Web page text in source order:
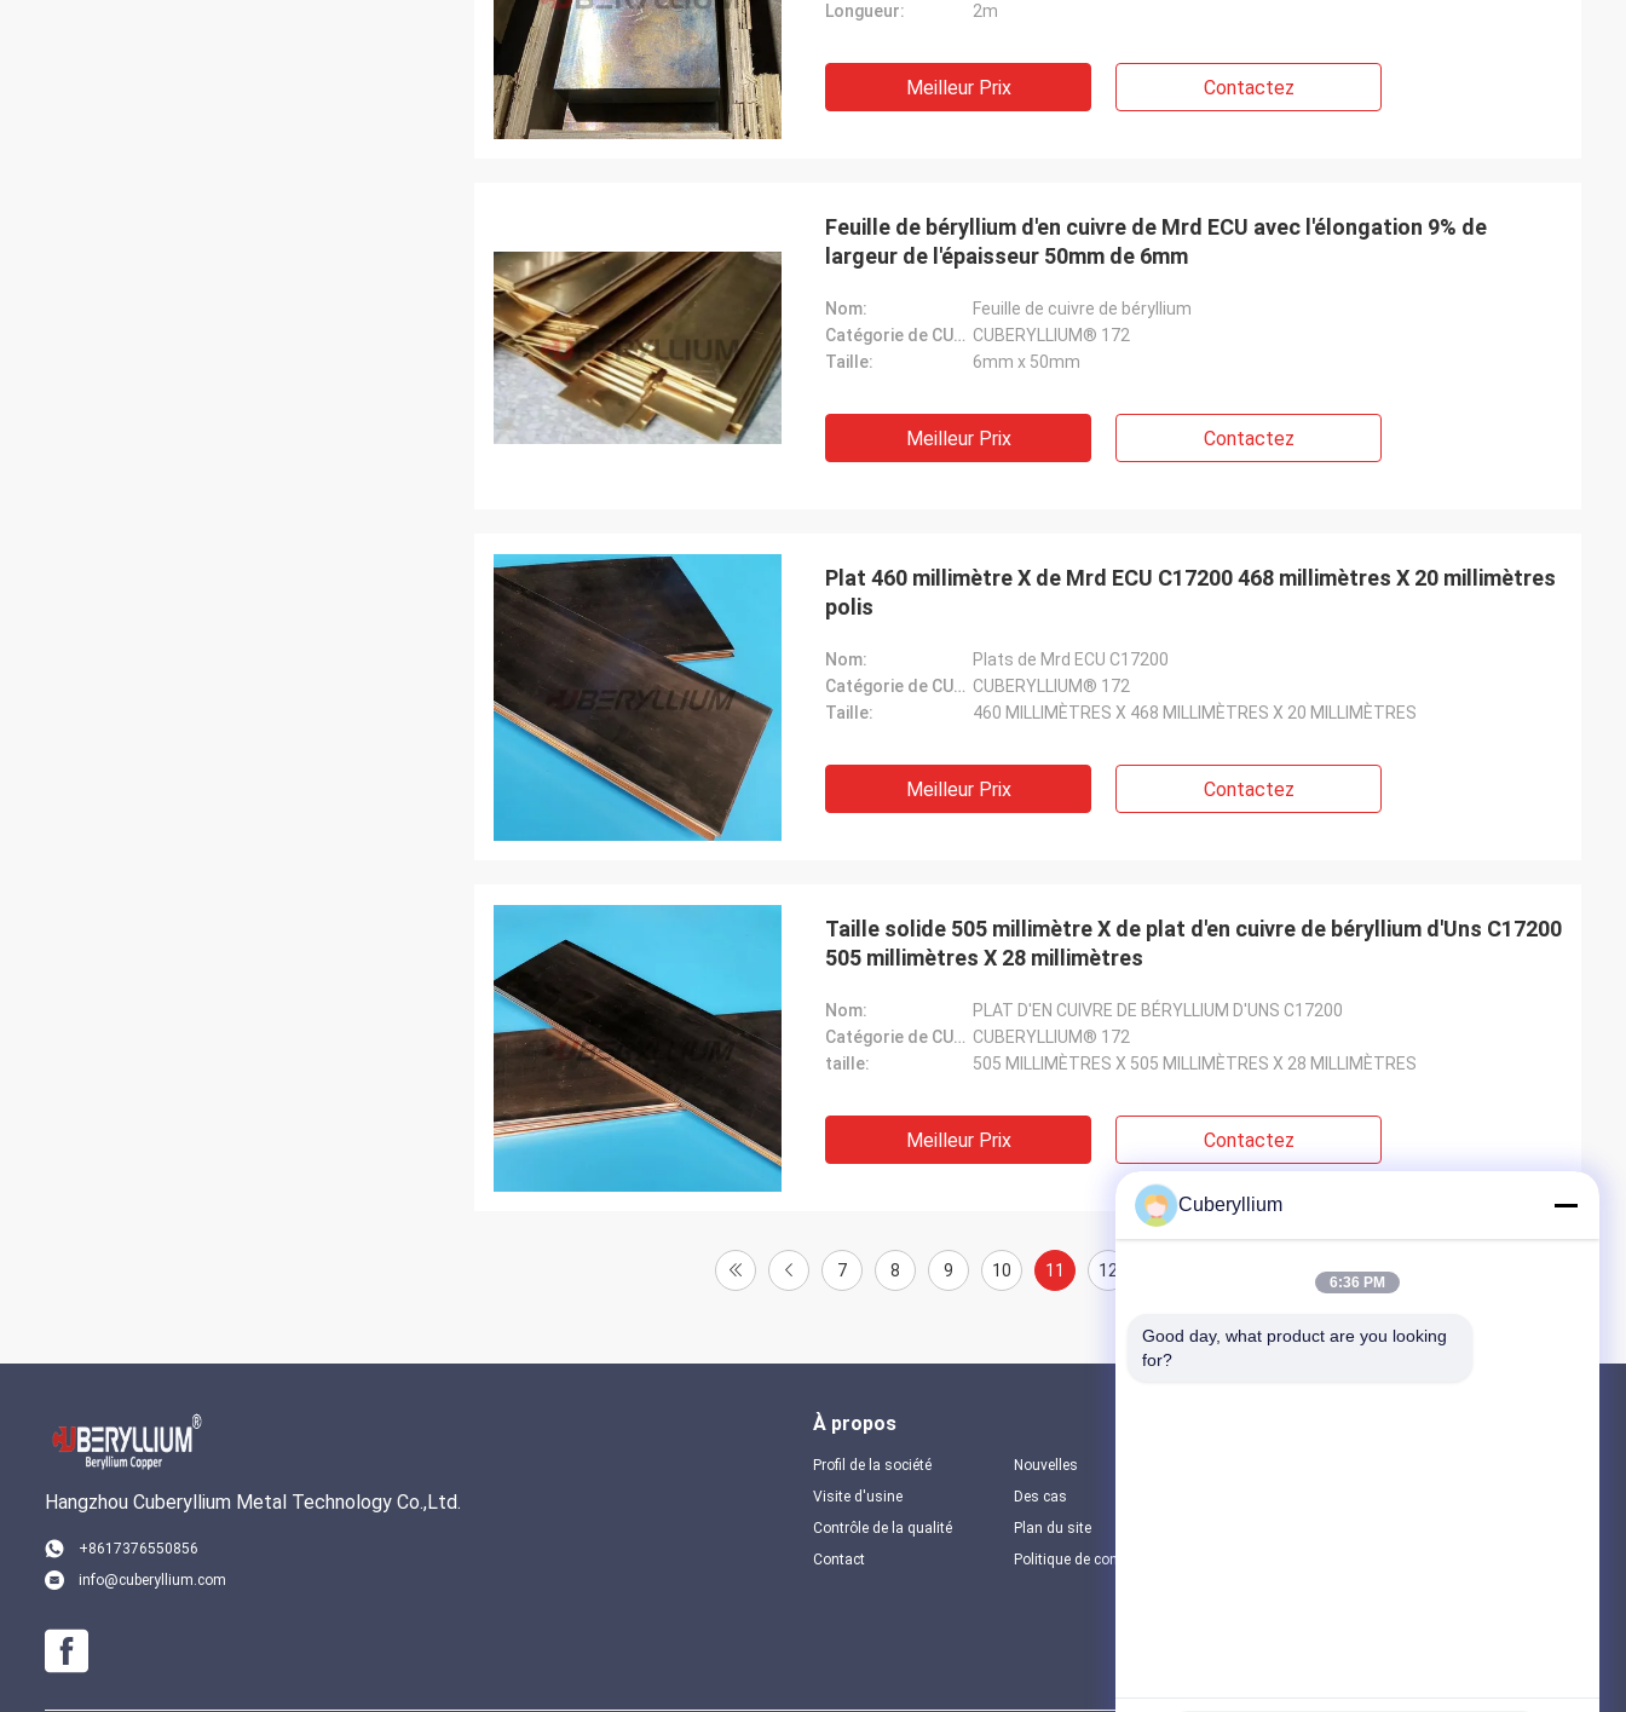
Longueur:
2m
Meilleur Prix Contactez
Feuille de béryllium d'en cuivre de Mrd ECU avec l'élongation 9% de
largeur de l'épaisseur 50mm de 6mm
Nom:
Feuille de cuivre de béryllium
Catégorie de CUBERYLLIUM®: CUBERYLLIUM® 172
Taille:
6mm x 50mm
Meilleur Prix Contactez
Plat 460 millimètre X de Mrd ECU C17200 468 millimètres X 20 millimètres
polis
Nom:
Plats de Mrd ECU C17200
Catégorie de CUBERYLLIUM®: CUBERYLLIUM® 172
Taille:
460 MILLIMÈTRES X 468 MILLIMÈTRES X 20 MILLIMÈTRES
Meilleur Prix Contactez
Taille solide 505 millimètre X de plat d'en cuivre de béryllium d'Uns C17200
505 millimètres X 28 millimètres
Nom:
PLAT D'EN CUIVRE DE BÉRYLLIUM D'UNS C17200
Catégorie de CUBERYLLIUM®: CUBERYLLIUM® 172
taille:
505 MILLIMÈTRES X 505 MILLIMÈTRES X 28 MILLIMÈTRES
Meilleur Prix Contactez
7 8 9 10 11 12
Hangzhou Cuberyllium Metal Technology Co.,Ltd.
+8617376550856
info@cuberyllium.com
À propos
Profil de la société
Visite d'usine
Contrôle de la qualité
Contact
Nouvelles
Des cas
Plan du site
Politique de confidentialité
Cuberyllium
6:36 PM
Good day, what product are you looking
for?